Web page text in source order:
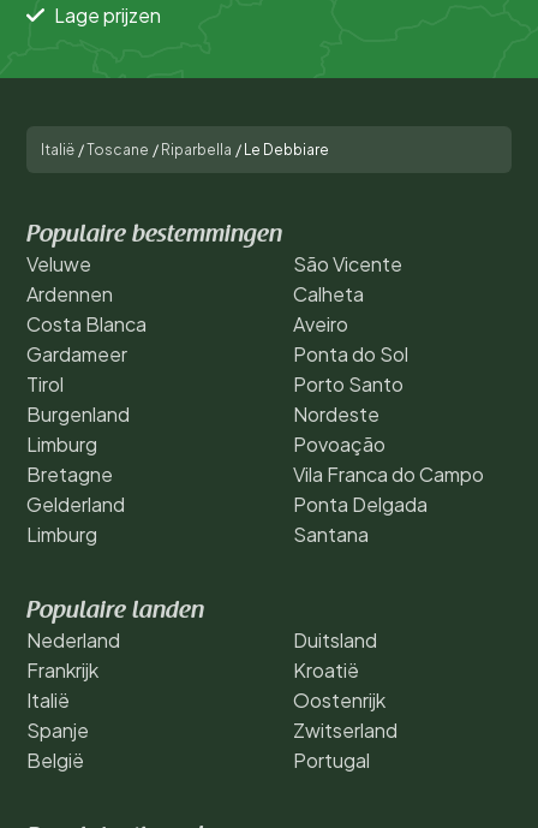
Lage prijzen
Italië /Toscane / Riparbella / Le Debbiare
Populaire bestemmingen
Veluwe
Ardennen
Costa Blanca
Gardameer
Tirol
Burgenland
Limburg
Bretagne
Gelderland
Limburg
São Vicente
Calheta
Aveiro
Ponta do Sol
Porto Santo
Nordeste
Povoação
Vila Franca do Campo
Ponta Delgada
Santana
Populaire landen
Nederland
Frankrijk
Italië
Spanje
België
Duitsland
Kroatië
Oostenrijk
Zwitserland
Portugal